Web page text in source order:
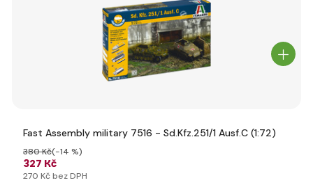
Fast Assembly military 7516 - Sd.Kfz.251/1 Ausf.C (1:72)
327 Kč
380 Kč(-14 %)
270 Kč bez DPH